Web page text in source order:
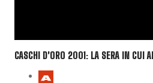
CASCHI D'ORO 2001: LA SERA IN CUI